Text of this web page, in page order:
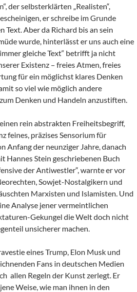
der selbsterklärten „Realisten“,
er schreibe im Grunde
Text. Aber da Richard bis an sein
wurde, hinterlässt er uns auch eine
gleiche Text“ betrifft ja nicht
Existenz – freies Atmen, freies
für ein möglichst klares Denken
so viel wie möglich andere
Denken und Handeln anzustiften.
rein abstrakten Freiheitsbegriff,
feines, präzises Sensorium für
Anfang der neunziger Jahre, danach
Hannes Stein geschriebenen Buch
der Antiwestler“, warnte er vor
Sowjet-Nostalgikern und
Marxisten und Islamisten. Und
Analyse jener vermeintlichen
Gekungel die Welt doch nicht
unsicherer machen.
eines Trump, Elon Musk und
Fans in deutschen Medien
allen Regeln der Kunst zerlegt. Er
Weise, wie man ihnen in den